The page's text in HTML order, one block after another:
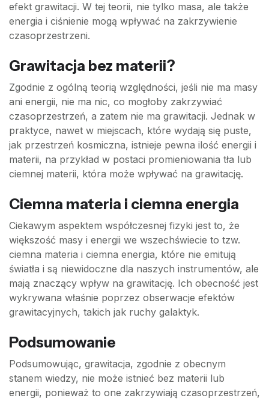
efekt grawitacji. W tej teorii, nie tylko masa, ale także
energia i ciśnienie mogą wpływać na zakrzywienie
czasoprzestrzeni.
Grawitacja bez materii?
Zgodnie z ogólną teorią względności, jeśli nie ma masy
ani energii, nie ma nic, co mogłoby zakrzywiać
czasoprzestrzeń, a zatem nie ma grawitacji. Jednak w
praktyce, nawet w miejscach, które wydają się puste,
jak przestrzeń kosmiczna, istnieje pewna ilość energii i
materii, na przykład w postaci promieniowania tła lub
ciemnej materii, która może wpływać na grawitację.
Ciemna materia i ciemna energia
Ciekawym aspektem współczesnej fizyki jest to, że
większość masy i energii we wszechświecie to tzw.
ciemna materia i ciemna energia, które nie emitują
światła i są niewidoczne dla naszych instrumentów, ale
mają znaczący wpływ na grawitację. Ich obecność jest
wykrywana właśnie poprzez obserwacje efektów
grawitacyjnych, takich jak ruchy galaktyk.
Podsumowanie
Podsumowując, grawitacja, zgodnie z obecnym
stanem wiedzy, nie może istnieć bez materii lub
energii, ponieważ to one zakrzywiają czasoprzestrzeń,